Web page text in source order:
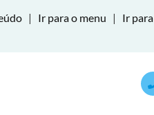
| Ir para o menu |
Ir para